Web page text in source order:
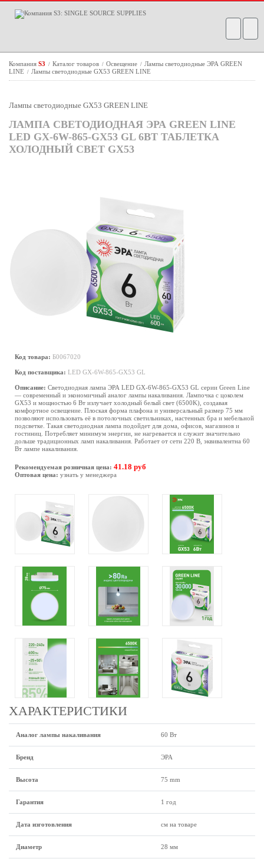
Компания S3 / Каталог товаров / Освещение / Лампы светодиодные ЭРА GREEN
LINE / Лампы светодиодные GX53 GREEN LINE
Лампы светодиодные GX53 GREEN LINE
ЛАМПА СВЕТОДИОДНАЯ ЭРА GREEN LINE
LED GX-6W-865-GX53 GL 6ВТ ТАБЛЕТКА
ХОЛОДНЫЙ СВЕТ GX53
Код товара: Б0067020
Код поставщика: LED GX-6W-865-GX53 GL
Описание: Светодиодная лампа ЭРА LED GX-6W-865-GX53 GL серии Green Line
— современный и экономичный аналог лампы накаливания. Лампочка с цоколем
GX53 и мощностью 6 Вт излучает холодный белый свет (6500K), создавая
комфортное освещение. Плоская форма плафона и универсальный размер 75 мм
позволяют использовать её в потолочных светильниках, настенных бра и мебельной
подсветке. Такая светодиодная лампа подойдет для дома, офисов, магазинов и
гостиниц. Потребляет минимум энергии, не нагревается и служит значительно
дольше традиционных ламп накаливания. Работает от сети 220 В, эквивалентна 60
Вт лампе накаливания.
Рекомендуемая розничная цена: 41.18 руб
Оптовая цена: узнать у менеджера
ХАРАКТЕРИСТИКИ
Аналог лампы накаливания 60 Вт
Бренд ЭРА
Высота 75 mm
Гарантия 1 год
Дата изготовления см на товаре
Диаметр 28 мм